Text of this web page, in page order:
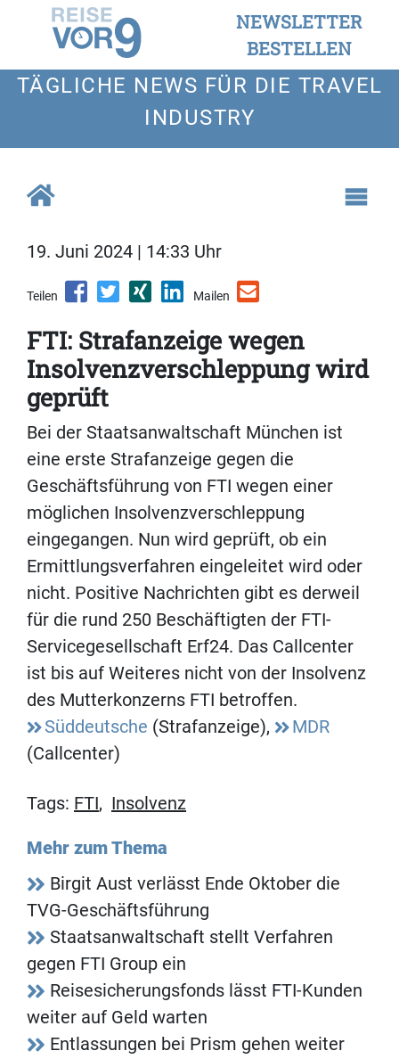
NEWSLETTER
BESTELLEN
TÄGLICHE NEWS FÜR DIE TRAVEL
INDUSTRY
19. Juni 2024 | 14:33 Uhr
Teilen Mailen
FTI: Strafanzeige wegen
Insolvenzverschleppung wird
geprüft
Bei der Staatsanwaltschaft München ist
eine erste Strafanzeige gegen die
Geschäftsführung von FTI wegen einer
möglichen Insolvenzverschleppung
eingegangen. Nun wird geprüft, ob ein
Ermittlungsverfahren eingeleitet wird oder
nicht. Positive Nachrichten gibt es derweil
für die rund 250 Beschäftigten der FTI-
Servicegesellschaft Erf24. Das Callcenter
ist bis auf Weiteres nicht von der Insolvenz
des Mutterkonzerns FTI betroffen.
Süddeutsche (Strafanzeige),
MDR
(Callcenter)
Tags: FTI, Insolvenz
Mehr zum Thema
Birgit Aust verlässt Ende Oktober die
TVG-Geschäftsführung
Staatsanwaltschaft stellt Verfahren
gegen FTI Group ein
Reisesicherungsfonds lässt FTI-Kunden
weiter auf Geld warten
Entlassungen bei Prism gehen weiter